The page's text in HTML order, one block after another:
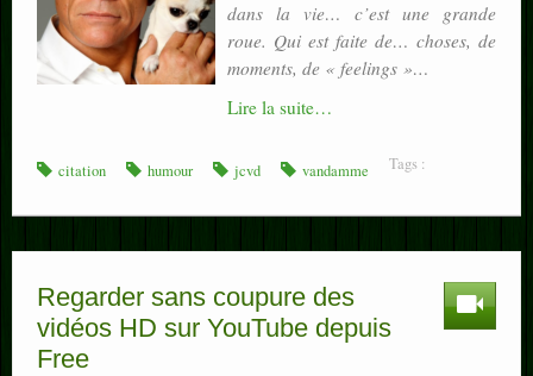
dans la vie… c’est une grande
roue. Qui est faite de… choses, de
moments, de « feelings »…
Lire la suite…
Tags :
citation humour jcvd vandamme
Regarder sans coupure des
vidéos HD sur YouTube depuis
Free